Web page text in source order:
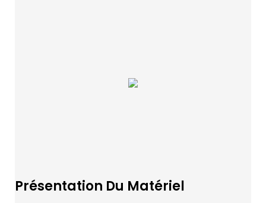
Présentation Du Matériel